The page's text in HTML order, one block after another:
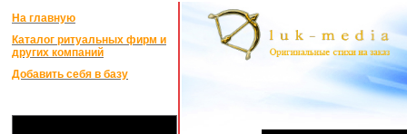
На главную
Каталог ритуальных фирм и
других компаний
Добавить себя в базу